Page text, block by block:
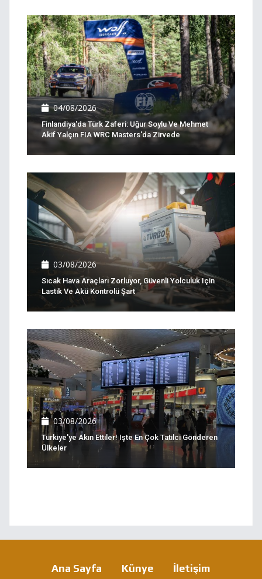
04/08/2026
Finlandiya'da Türk Zaferi: Uğur Soylu Ve Mehmet
Akif Yalçın FIA WRC Masters'da Zirvede
03/08/2026
Sıcak Hava Araçları Zorluyor, Güvenli Yolculuk Için
Lastik Ve Akü Kontrolü Şart
03/08/2026
Türkiye'ye Akın Ettiler! Işte En Çok Tatilci Gönderen
Ülkeler
Ana Sayfa Künye İletişim